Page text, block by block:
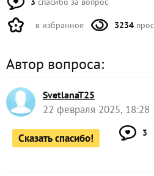
в избранное 3234
Автор вопроса:
SvetlanaT25
22 февраля 2025, 18:28
Сказать спасибо! 3